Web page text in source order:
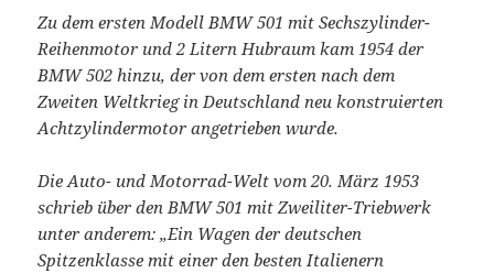
Zu dem ersten Modell BMW 501 mit Sechszylinder-
Reihenmotor und 2 Litern Hubraum kam 1954 der
BMW 502 hinzu, der von dem ersten nach dem
Zweiten Weltkrieg in Deutschland neu konstruierten
Achtzylindermotor angetrieben wurde.
Die Auto- und Motorrad-Welt vom 20. März 1953
schrieb über den BMW 501 mit Zweiliter-Triebwerk
unter anderem: „Ein Wagen der deutschen
Spitzenklasse mit einer den besten Italienern